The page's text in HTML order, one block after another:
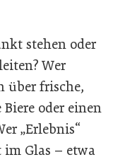
stehen oder
Wer
über frische,
oder einen
„Erlebnis“
Glas – etwa